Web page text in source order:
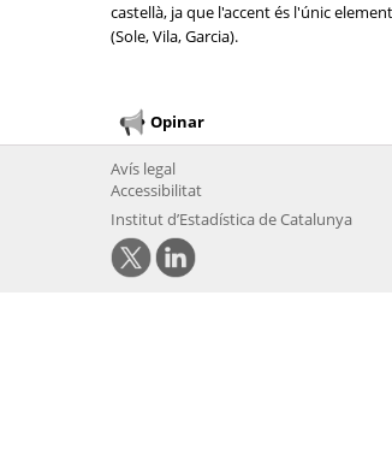
castellà, ja que l'accent és l'únic
(Sole, Vila, Garcia).
Opinar
Avís legal
Accessibilitat
Institut d’Estadística de Catalunya